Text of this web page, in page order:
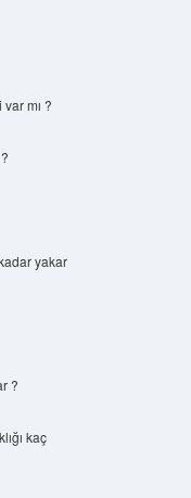
mı ?
yakar
?
kaç